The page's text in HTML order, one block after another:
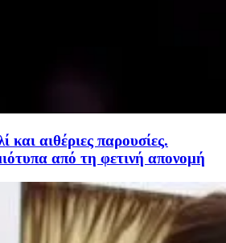
και αιθέριες παρουσίες.
από τη φετινή απονομή